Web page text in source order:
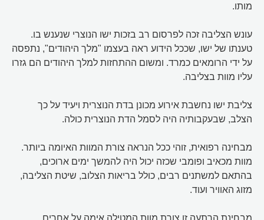
מותו.
עונש הצליבה זכה לפרסום רב בזכות ישו הנוצרי שנענש בו.
טענתו של ישו, שככל הידוע ראה בעצמו "מלך היהודים", נתפסה
על ידי הרומאים כמרד. ומשום ההתחזות למלך היהודים הם גזרו
עליו מוות בצליבה.
צליבת ישו נחשבת אירוע מכונן בדת הנוצרית ויעיד על כך
הצלב, שבעקבותיה היה לסמל הדת הנוצרית כולה.
מבחינה רפואית, זוהי ככל הנראה צורת המוות האיומה ביותר.
מוות מכאיב ופומבי שכזה יכול היה להמשך ימים ארוכים,
בהתאם למשתנים רבים, כולל בריאות הצלוב, שיטת הצליבה,
מזוג האוויר ועוד.
מבחינת הרתעה זו צורת מוות המטילה אימה על אחרים